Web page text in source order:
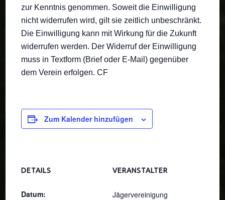
zur Kenntnis genommen. Soweit die Einwilligung
nicht widerrufen wird, gilt sie zeitlich unbeschränkt.
Die Einwilligung kann mit Wirkung für die Zukunft
widerrufen werden. Der Widerruf der Einwilligung
muss in Textform (Brief oder E-Mail) gegenüber
dem Verein erfolgen. CF
Zum Kalender hinzufügen
DETAILS
Datum:
VERANSTALTER
Jägervereinigung